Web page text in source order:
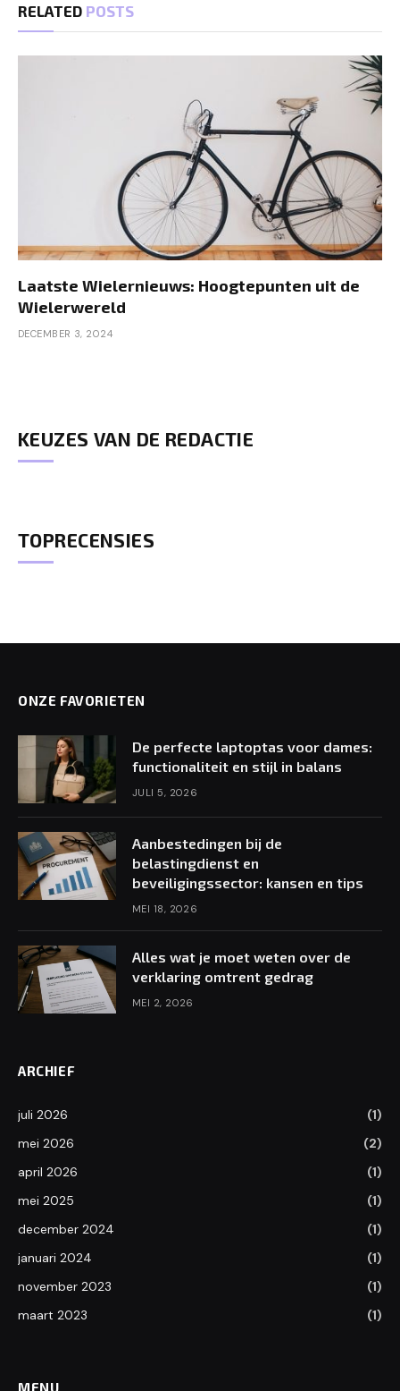
RELATED POSTS
Laatste Wielernieuws: Hoogtepunten uit de
Wielerwereld
DECEMBER 3, 2024
KEUZES VAN DE REDACTIE
TOPRECENSIES
ONZE FAVORIETEN
De perfecte laptoptas voor dames:
functionaliteit en stijl in balans
JULI 5, 2026
Aanbestedingen bij de
belastingdienst en
beveiligingssector: kansen en tips
MEI 18, 2026
Alles wat je moet weten over de
verklaring omtrent gedrag
MEI 2, 2026
ARCHIEF
juli 2026
(1)
mei 2026
(2)
april 2026
(1)
mei 2025
(1)
december 2024
(1)
januari 2024
(1)
november 2023
(1)
maart 2023
(1)